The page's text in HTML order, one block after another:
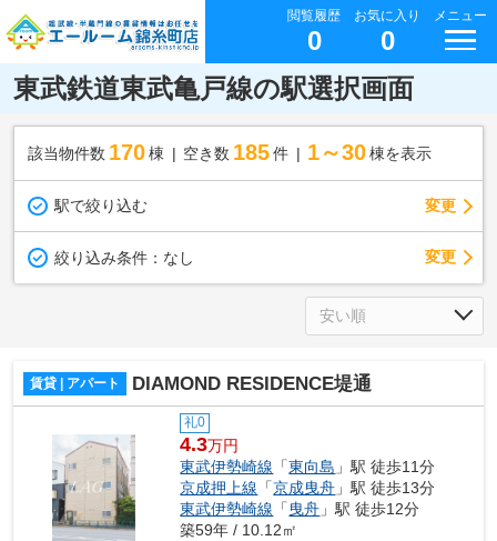
閲覧履歴
0
お気に入り
0
メニュー
東武鉄道東武亀戸線の駅選択画面
該当物件数 170棟 空き数 185 件 1～30 棟を表示
駅で絞り込む 変更
絞り込み条件： なし 変更
賃貸 | アパート DIAMOND RESIDENCE堤通
礼0
4.3万円
東武伊勢崎線 「東向島 」駅 徒歩11分
京成押上線 「京成曳舟 」駅 徒歩13分
東武伊勢崎線 「 曳舟 」駅 徒歩12分
築59年 / 10.12㎡